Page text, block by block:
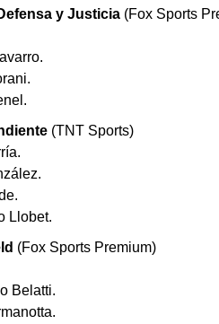
y Justicia (Fox Sports
(TNT Sports)
Llobet.
(Fox Sports Premium)
Belatti.